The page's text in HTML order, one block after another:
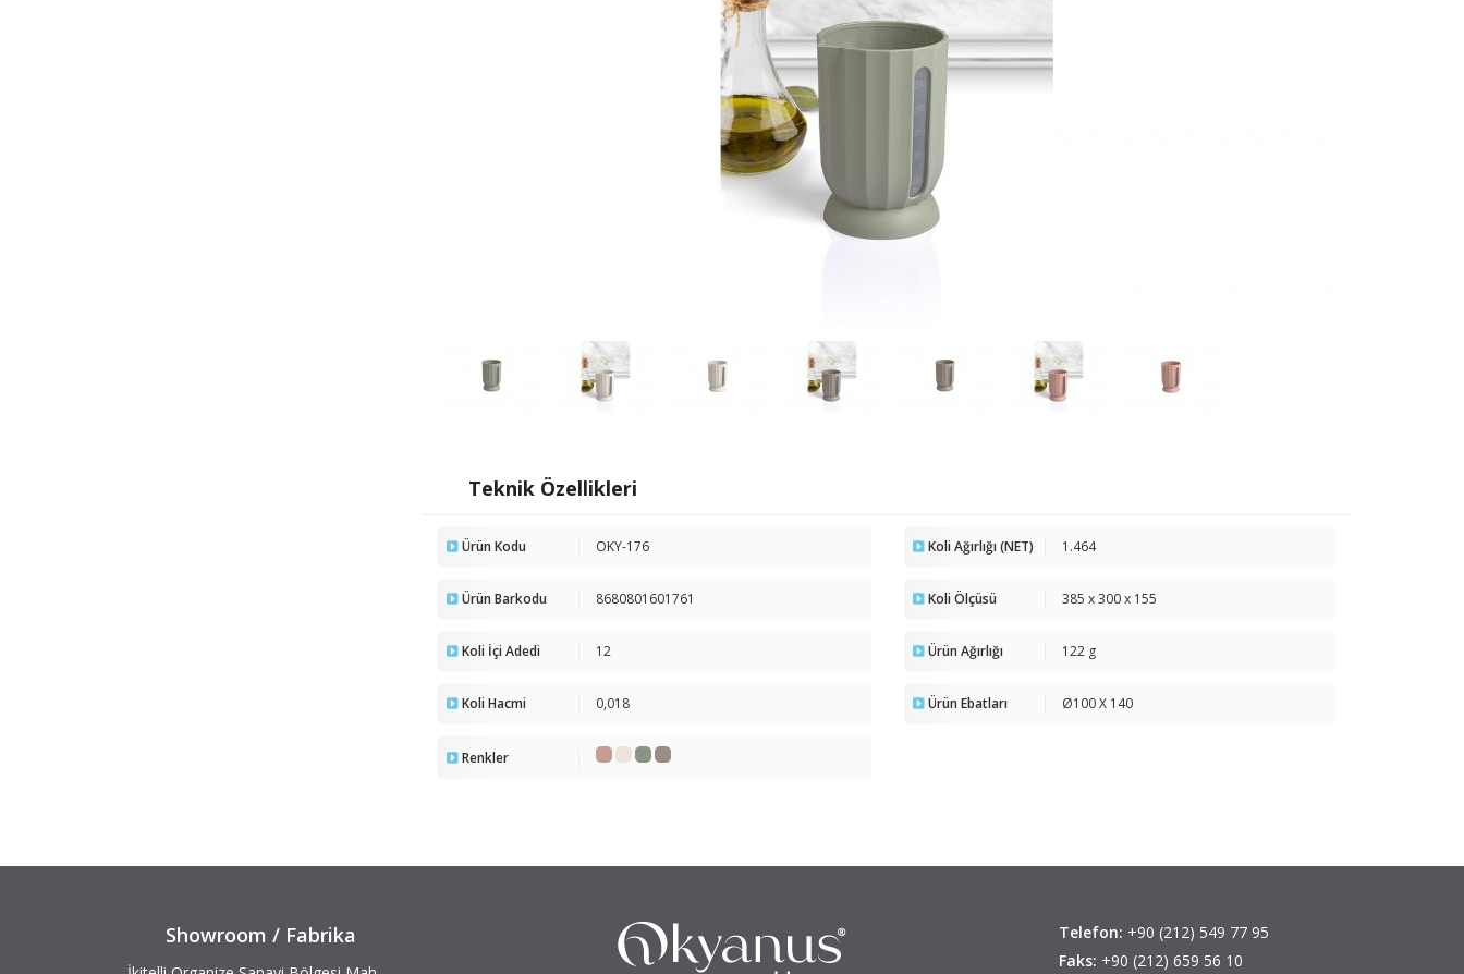
Teknik Özellikleri
Ürün Kodu OKY-176 Koli Ağırlığı (NET) 1.464
Ürün Barkodu 8680801601761 Koli Ölçüsü 385 x 300 x 155
Koli İçi Adedi 12 Ürün Ağırlığı 122 g
Koli Hacmi 0,018 Ürün Ebatları Ø100 X 140
Renkler
Showroom / Fabrika Telefon: +90 (212) 549 77 95
Faks: +90 (212) 659 56 10